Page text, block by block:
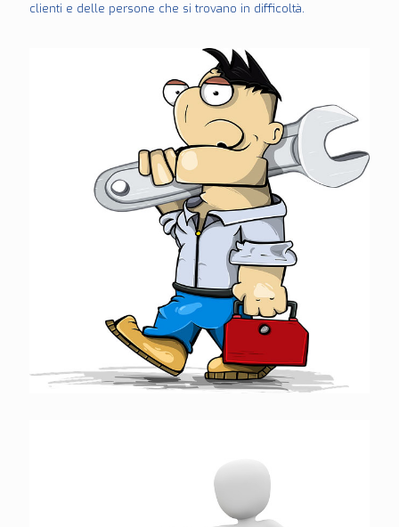
clienti e delle persone che si trovano in difficoltà.